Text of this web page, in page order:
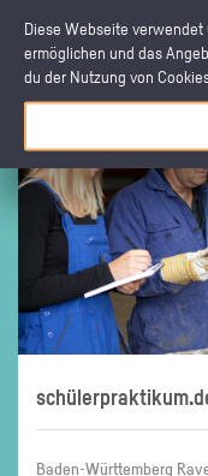
Diese Webseite verwendet
ermöglichen und das
du der Nutzung von
Baden-Württemberg